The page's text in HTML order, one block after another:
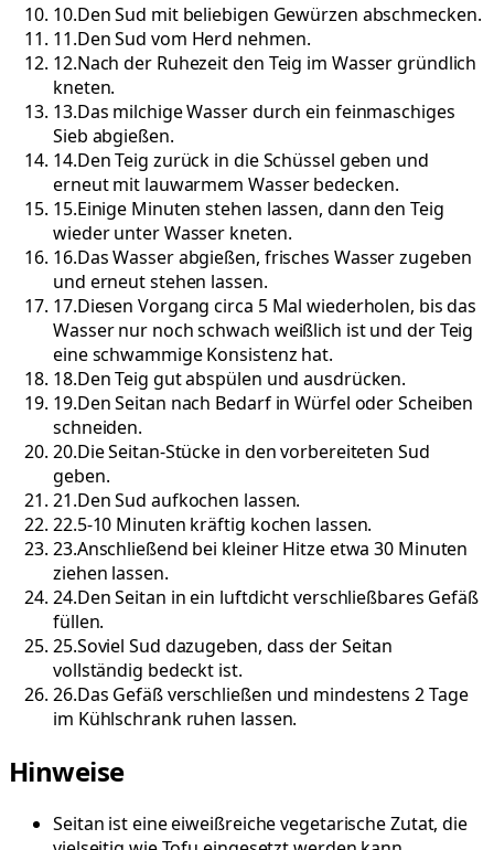
10.Den Sud mit beliebigen Gewürzen abschmecken.
11.Den Sud vom Herd nehmen.
12.Nach der Ruhezeit den Teig im Wasser gründlich
kneten.
13.Das milchige Wasser durch ein feinmaschiges
Sieb abgießen.
14.Den Teig zurück in die Schüssel geben und
erneut mit lauwarmem Wasser bedecken.
15.Einige Minuten stehen lassen, dann den Teig
wieder unter Wasser kneten.
16.Das Wasser abgießen, frisches Wasser zugeben
und erneut stehen lassen.
17.Diesen Vorgang circa 5 Mal wiederholen, bis das
Wasser nur noch schwach weißlich ist und der Teig
eine schwammige Konsistenz hat.
18.Den Teig gut abspülen und ausdrücken.
19.Den Seitan nach Bedarf in Würfel oder Scheiben
schneiden.
20.Die Seitan-Stücke in den vorbereiteten Sud
geben.
21.Den Sud aufkochen lassen.
22.5-10 Minuten kräftig kochen lassen.
23.Anschließend bei kleiner Hitze etwa 30 Minuten
ziehen lassen.
24.Den Seitan in ein luftdicht verschließbares Gefäß
füllen.
25.Soviel Sud dazugeben, dass der Seitan
vollständig bedeckt ist.
26.Das Gefäß verschließen und mindestens 2 Tage
im Kühlschrank ruhen lassen.
Hinweise
Seitan ist eine eiweißreiche vegetarische Zutat, die